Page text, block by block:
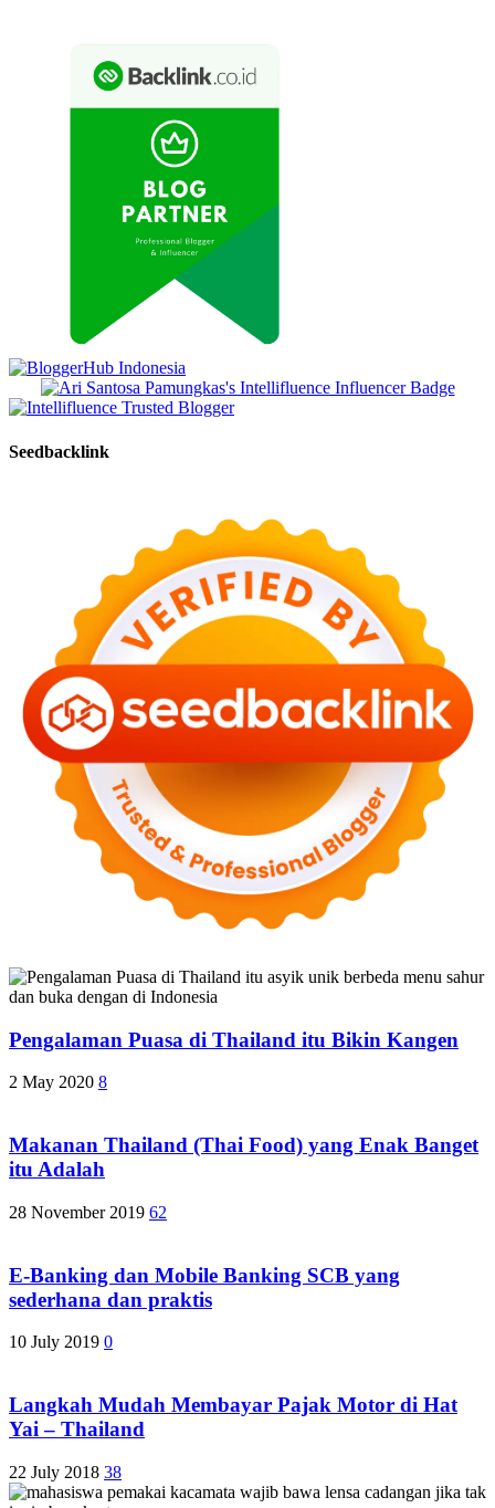
Seedbacklink
Pengalaman Puasa di Thailand itu Bikin Kangen
2 May 2020 8
Makanan Thailand (Thai Food) yang Enak Banget
itu Adalah
28 November 2019 62
E-Banking dan Mobile Banking SCB yang
sederhana dan praktis
10 July 2019 0
Langkah Mudah Membayar Pajak Motor di Hat
Yai – Thailand
22 July 2018 38